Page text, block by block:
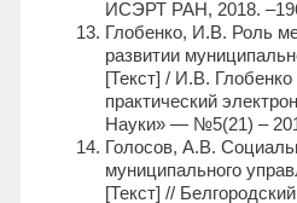
ИСЭРТ РАН, 2018.
Глобенко, И.В. Роль
развитии
[Текст] / И.В.
практический
Науки» — №5(21) –
Голосов, А.В.
муниципального
[Текст] //